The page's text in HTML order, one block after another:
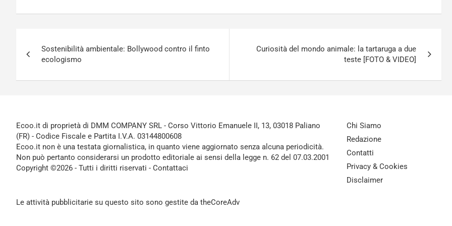
articoli
Sostenibilità ambientale: Bollywood contro il finto
ecologismo
Curiosità del mondo animale: la tartaruga a due
teste [FOTO & VIDEO]
Ecoo.it di proprietà di DMM COMPANY SRL - Corso Vittorio Emanuele II, 13, 03018 Paliano
(FR) - Codice Fiscale e Partita I.V.A. 03144800608
Ecoo.it non è una testata giornalistica, in quanto viene aggiornato senza alcuna periodicità.
Non può pertanto considerarsi un prodotto editoriale ai sensi della legge n. 62 del 07.03.2001
Copyright ©2026 - Tutti i diritti riservati - Contattaci
Le attività pubblicitarie su questo sito sono gestite da theCoreAdv
Chi Siamo
Redazione
Contatti
Privacy & Cookies
Disclaimer